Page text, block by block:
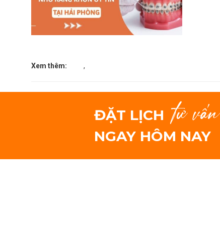
Xem thêm: ,
ĐẶT LỊCH tư vấn
NGAY HÔM NAY